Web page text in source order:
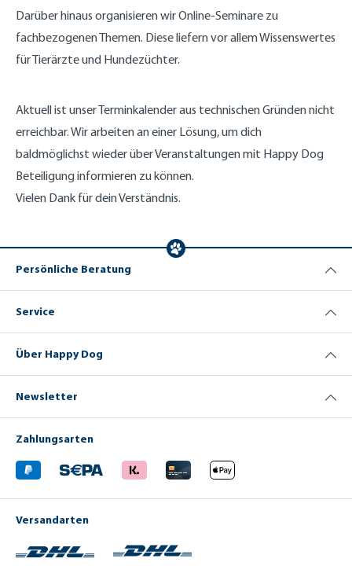
Darüber hinaus organisieren wir Online-Seminare zu
fachbezogenen Themen. Diese liefern vor allem Wissenswertes
für Tierärzte und Hundezüchter.
Aktuell ist unser Terminkalender aus technischen Gründen nicht
erreichbar. Wir arbeiten an einer Lösung, um dich
baldmöglichst wieder über Veranstaltungen mit Happy Dog
Beteiligung informieren zu können.
Vielen Dank für dein Verständnis.
Persönliche Beratung
Service
Über Happy Dog
Newsletter
Zahlungsarten
Versandarten